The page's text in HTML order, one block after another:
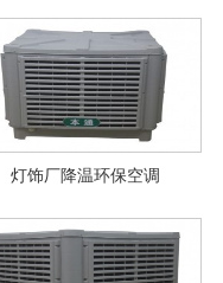
灯饰厂降温环保空调